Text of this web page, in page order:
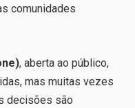
comunidades
, aberta ao público,
mas muitas vezes
decisões são